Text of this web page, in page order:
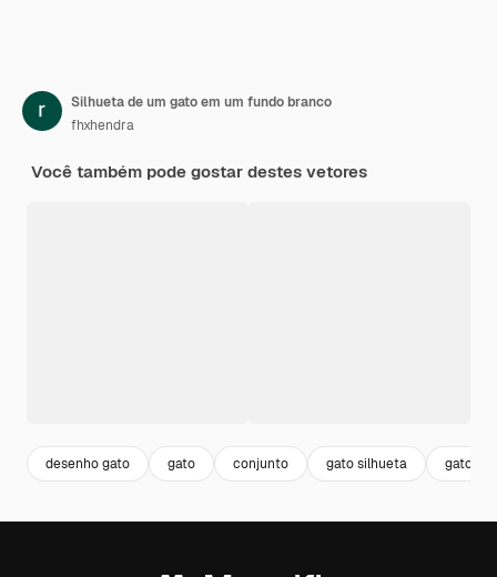
Silhueta de um gato em um fundo branco
fhxhendra
Você também pode gostar destes vetores
desenho gato gato conjunto gato silhueta gato